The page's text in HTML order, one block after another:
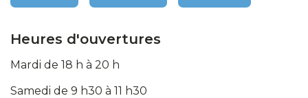
Heures d'ouvertures
Mardi de 18 h à 20 h
Samedi de 9 h30 à 11 h30